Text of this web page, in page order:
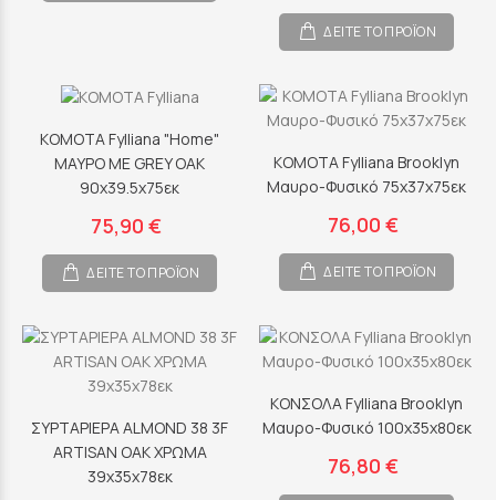
ΔΕΙΤΕ ΤΟ ΠΡΟΪΟΝ
ΚΟΜΟΤΑ Fylliana "Home"
ΜΑΥΡΟ ΜΕ GREY OAK
90x39.5x75εκ
75,90 €
ΔΕΙΤΕ ΤΟ ΠΡΟΪΟΝ
ΚΟΜΟΤΑ Fylliana Brooklyn
Μαυρο-Φυσικό 75x37x75εκ
76,00 €
ΔΕΙΤΕ ΤΟ ΠΡΟΪΟΝ
ΣΥΡΤΑΡΙΕΡΑ ALMOND 38 3F
ARTISAN OAK ΧΡΩΜΑ
39x35x78εκ
ΚΟΝΣΟΛΑ Fylliana Brooklyn
Μαυρο-Φυσικό 100x35x80εκ
76,80 €